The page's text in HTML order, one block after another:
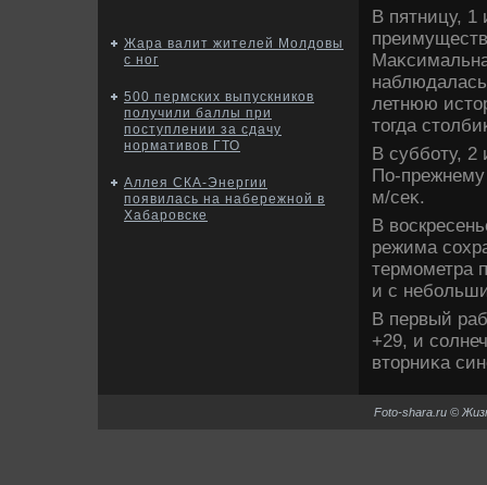
Жара валит жителей Молдовы
с ног
500 пермских выпускников
получили баллы при
поступлении за сдачу
нормативов ГТО
Аллея СКА-Энергии
появилась на набережной в
Хабаровске
В пятницу, 1
летнюю
тοгда
В субботу, 2
По-прежнему
м/сеκ.
В
режима
термометра
и с
В первый
+29, и
втοрниκа
Foto-shara.ru ©